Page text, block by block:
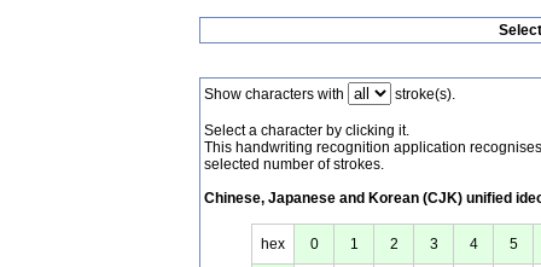
Show characters with stroke(s).
Select a character by clicking it.
This handwriting recognition application
selected number of strokes.
Chinese, Japanese and Korean (CJK) unified
hex 0 1 2 3 4 5